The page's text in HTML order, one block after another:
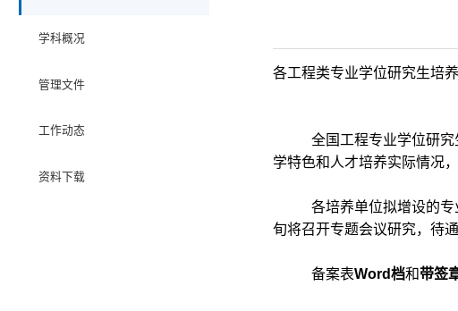
学科概况
管理文件
工作动态
资料下载
各工程类专业学位研究生培养
全国工程专业学位研
学特色和人才培养实际情况
各培养单位拟增设的
旬将召开专题会议研究，待
备案表Word档和带签